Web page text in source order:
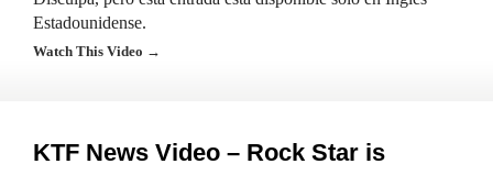
Estadounidense.
Watch This Video →
KTF News Video – Rock Star is